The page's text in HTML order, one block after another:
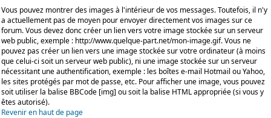
Vous pouvez montrer des images à l'intérieur de vos messages. Toutefois, il n'y
a actuellement pas de moyen pour envoyer directement vos images sur ce
forum. Vous devez donc créer un lien vers votre image stockée sur un serveur
web public, exemple : http://www.quelque-part.net/mon-image.gif. Vous ne
pouvez pas créer un lien vers une image stockée sur votre ordinateur (à moins
que celui-ci soit un serveur web public), ni une image stockée sur un serveur
nécessitant une authentification, exemple : les boîtes e-mail Hotmail ou Yahoo,
les sites protégés par mot de passe, etc. Pour afficher une image, vous pouvez
soit utiliser la balise BBCode [img] ou soit la balise HTML appropriée (si vous y
êtes autorisé).
Revenir en haut de page